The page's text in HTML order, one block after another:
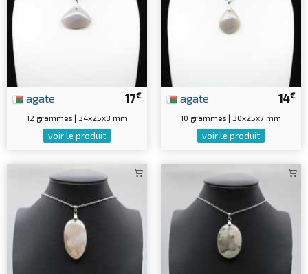
17€
agate
12 grammes | 34x25x8 mm
voir le produit
14€
agate
10 grammes | 30x25x7 mm
voir le produit